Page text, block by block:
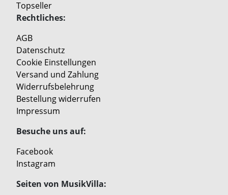
Topseller
Rechtliches:
AGB
Datenschutz
Cookie Einstellungen
Versand und Zahlung
Widerrufsbelehrung
Bestellung widerrufen
Impressum
Besuche uns auf:
Facebook
Instagram
Seiten von MusikVilla: